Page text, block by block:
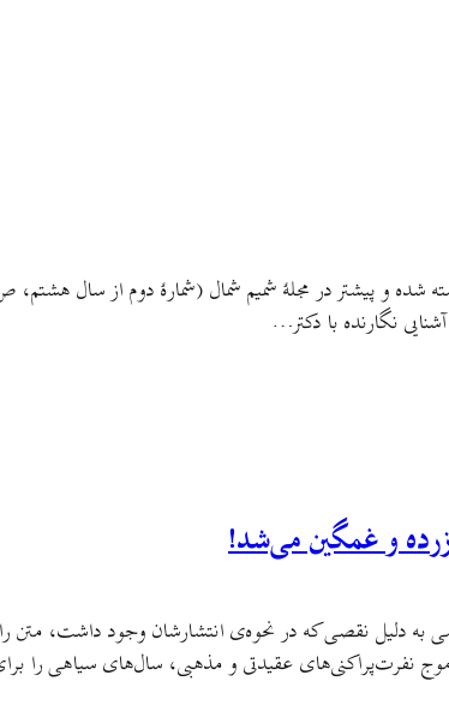
نگارنده با دکتر…
و غمگین می‌شد!
دلیل نقصی که در نحوه‌ی انتشارشان وجود داشت، متن را
نفرت‌پراکنی‌های عقیدتی و مذهبی، سال‌های سیاهی را